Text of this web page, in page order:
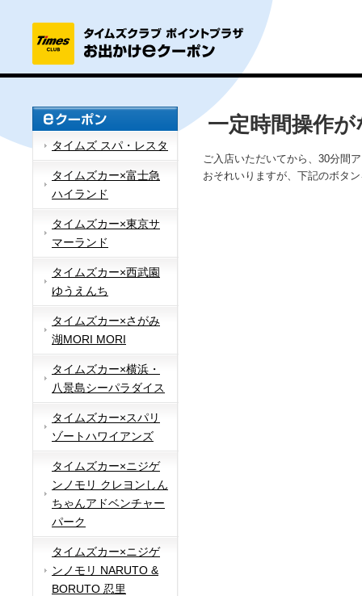
タイムズ スパ・レスタ
タイムズカー×富士急
ハイランド
タイムズカー×東京サ
マーランド
タイムズカー×西武園
ゆうえんち
タイムズカー×さがみ
湖MORI MORI
タイムズカー×横浜・
八景島シーパラダイス
タイムズカー×スパリ
ゾートハワイアンズ
タイムズカー×ニジゲ
ンノモリ クレヨンしん
ちゃんアドベンチャー
パーク
タイムズカー×ニジゲ
ンノモリ NARUTO &
BORUTO 忍里
一定時間操作
ご入店いただいてから、30分間
おそれいりますが、下記のボタ